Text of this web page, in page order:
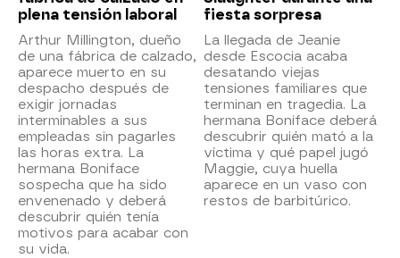
plena tensión laboral
Arthur Millington, dueño
de una fábrica de calzado,
aparece muerto en su
despacho después de
exigir jornadas
interminables a sus
empleadas sin pagarles
las horas extra. La
hermana Boniface
sospecha que ha sido
envenenado y deberá
descubrir quién tenía
motivos para acabar con
su vida.
fiesta sorpresa
La llegada de Jeanie
desde Escocia acaba
desatando viejas
tensiones familiares que
terminan en tragedia. La
hermana Boniface deberá
descubrir quién mató a la
víctima y qué papel jugó
Maggie, cuya huella
aparece en un vaso con
restos de barbitúrico.